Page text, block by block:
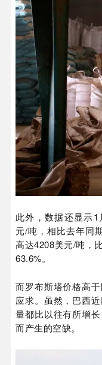
此外，数据还显示
元/吨，相比去年同
高达4208美元/吨，
63.6%。
而罗布斯塔价格高
应求。虽然，巴西
量都比以往有所增
而产生的空缺。